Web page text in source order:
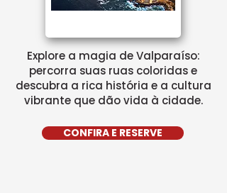
Explore a magia de Valparaíso:
percorra suas ruas coloridas e
descubra a rica história e a cultura
vibrante que dão vida à cidade.
CONFIRA E RESERVE